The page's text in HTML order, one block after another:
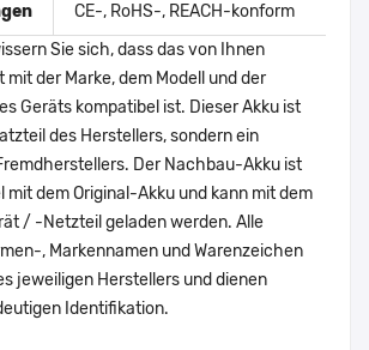
CE-, RoHS-, REACH-konform
Sie sich, dass das von Ihnen
mit der Marke, dem Modell und der
Geräts kompatibel ist. Dieser Akku ist
des Herstellers, sondern ein
Der Nachbau-Akku ist
mit dem Original-Akku und kann mit dem
/ -Netzteil geladen werden. Alle
, Markennamen und Warenzeichen
jeweiligen Herstellers und dienen
Identifikation.